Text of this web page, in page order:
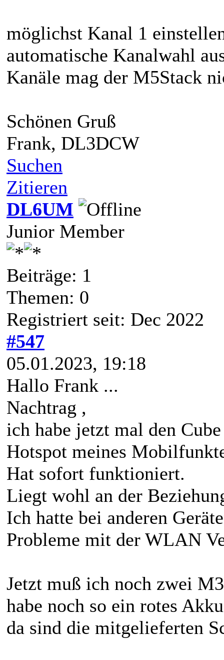
möglichst Kanal 1
automatische Kanalwahl
Kanäle mag der M5Stack
Schönen Gruß
Frank, DL3DCW
Suchen
Zitieren
DL6UM
Junior Member
Beiträge: 1
Themen: 0
Registriert seit: Dec 2022
#547
05.01.2023, 19:18
Hallo Frank ...
Nachtrag ,
ich habe jetzt mal den
Hotspot meines
Hat sofort funktioniert.
Liegt wohl an der
Ich hatte bei anderen
Probleme mit der WLAN
Jetzt muß ich noch zwei
habe noch so ein rotes
da sind die mitgelieferten